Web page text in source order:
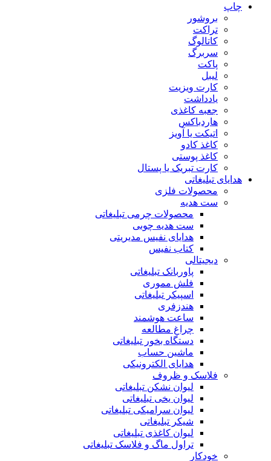
چاپ
بروشور
تراکت
کاتالوگ
سربرگ
پاکت
لیبل
کارت ویزیت
یادداشت
جعبه کاغذی
هاردباکس
اتیکت یا آویز
کاغذ کادو
کاغذ پوستی
کارت تبریک یا پستال
هدایای تبلیغاتی
محصولات فلزی
ست هدیه
محصولات چرمی تبلیغاتی
ست هدیه چوبی
هدایای نفیس مدیریتی
کتاب نفیس
دیجیتالی
پاوربانک تبلیغاتی
فلش مموری
اسپیکر تبلیغاتی
هندزفری
ساعت هوشمند
چراغ مطالعه
دستگاه بخور تبلیغاتی
ماشین حساب
هدایای الکترونیکی
فلاسک و ظروف
لیوان نشکن تبلیغاتی
لیوان یخی تبلیغاتی
لیوان سرامیکی تبلیغاتی
شیکر تبلیغاتی
لیوان کاغذی تبلیغاتی
تراول ماگ و فلاسک تبلیغاتی
خودکار